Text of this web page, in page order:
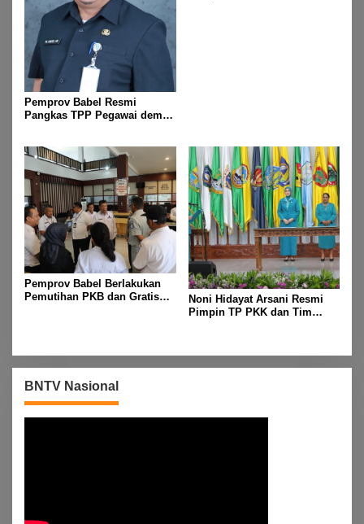
Pemprov Babel Resmi
Pangkas TPP Pegawai demi
Pemprov Babel Berlakukan
Pemutihan PKB dan Gratis
Noni Hidayat Arsani Resmi
Pimpin TP PKK dan Tim
BNTV Nasional